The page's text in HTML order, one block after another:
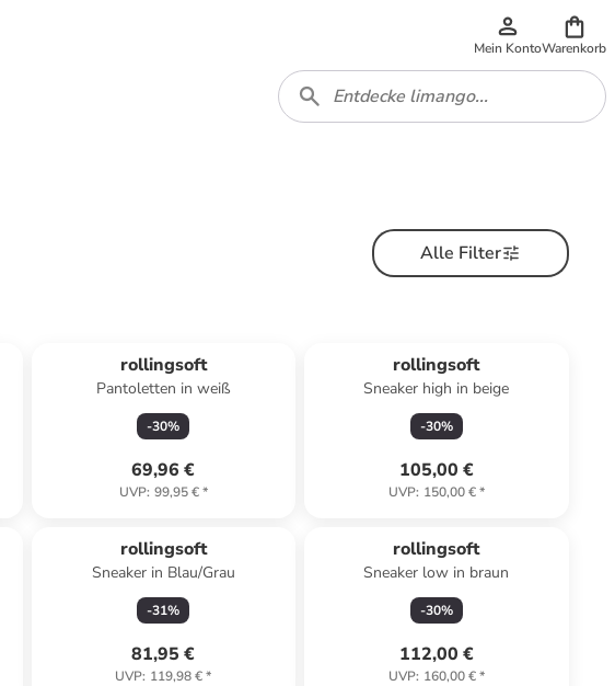
Mein KontoWarenkorb
Alle Filter
rollingsoft
Pantoletten in weiß
-30%
69,96 €
UVP: 99,95 €*
rollingsoft
Sneaker high in beige
-30%
105,00 €
UVP: 150,00 €*
rollingsoft
Sneaker in Blau/Grau
-31%
81,95 €
UVP: 119,98 €*
rollingsoft
Sneaker low in braun
-30%
112,00 €
UVP: 160,00 €*